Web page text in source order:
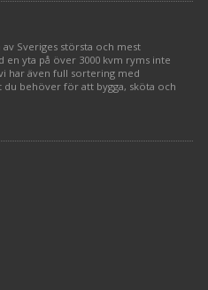
av Sveriges största och mest
en yta på över 3000 kvm ryms inte
har även full sortering med
behöver för att bygga, sköta och